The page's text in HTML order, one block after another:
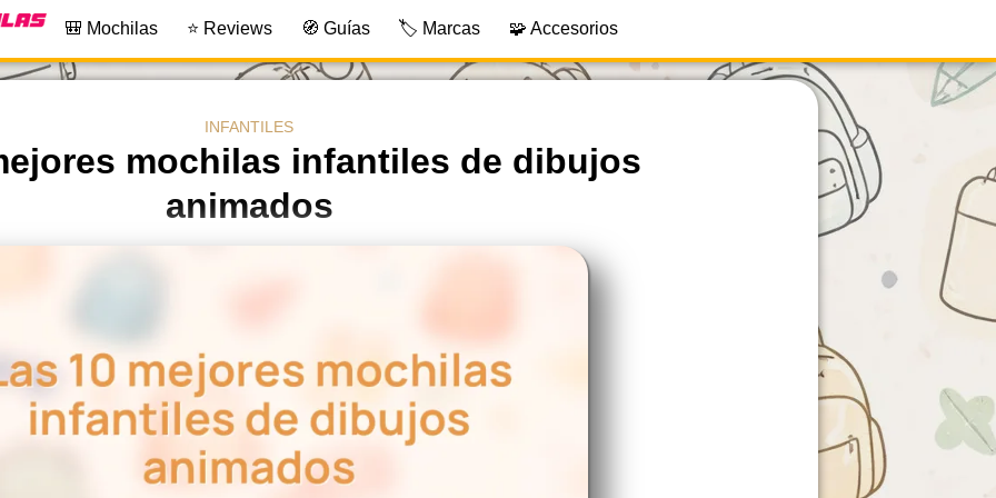
🎒 Mochilas ⭐ Reviews 🧭 Guías 🏷️ Marcas 🧩 Accesorios
INFANTILES
mochilas infantiles de dibujos
animados